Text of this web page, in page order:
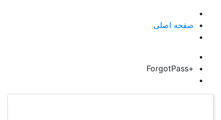
صفحه اصلی
+ForgotPass